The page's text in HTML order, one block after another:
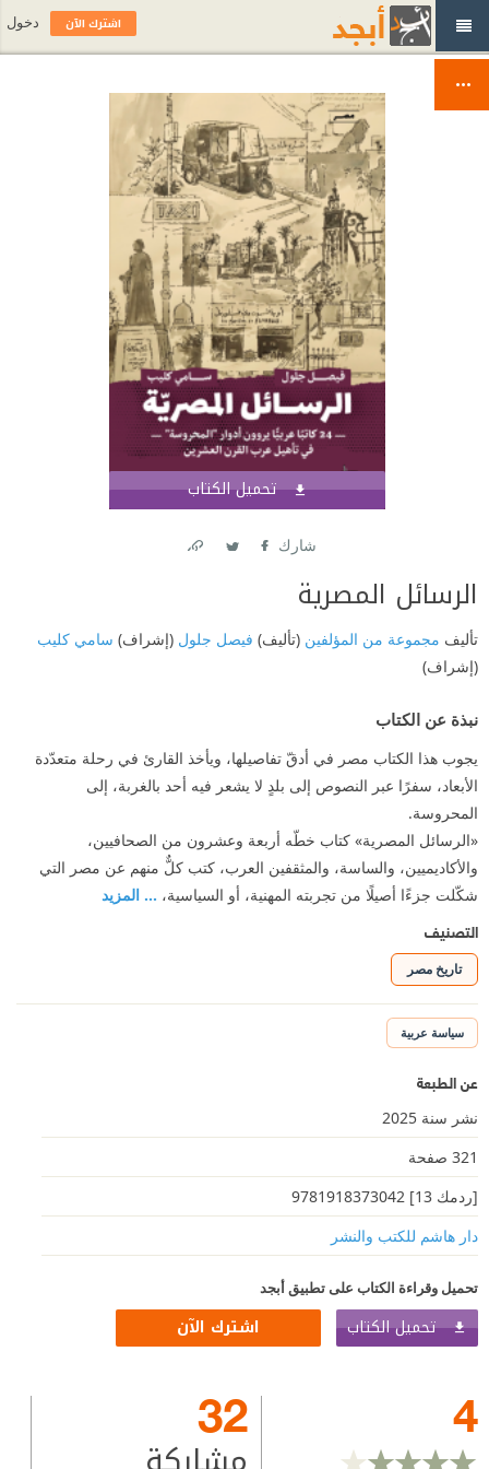
تحميل الكتاب
شارك
الرسائل المصرية
تأليف مجموعة من المؤلفين (تأليف) فيصل جلول (إشراف) سامي كليب
(إشراف)
نبذة عن الكتاب
يجوب هذا الكتاب مصر في أدقّ تفاصيلها، ويأخذ القارئ في رحلة متعدّدة
الأبعاد، سفرًا عبر النصوص إلى بلدٍ لا يشعر فيه أحد بالغربة، إلى
المحروسة.
«الرسائل المصرية» كتاب خطّه أربعة وعشرون من الصحافيين،
والأكاديميين، والساسة، والمثقفين العرب، كتب كلٌّ منهم عن مصر التي
شكّلت جزءًا أصيلًا من تجربته المهنية، أو السياسية، ... المزيد
التصنيف
تاريخ مصر
سياسة عربية
عن الطبعة
نشر سنة 2025
321 صفحة
[ردمك 13] 9781918373042
دار هاشم للكتب والنشر
تحميل وقراءة الكتاب على تطبيق أبجد
تحميل الكتاب اشترك الآن
4
32
اشترك الآن دخول